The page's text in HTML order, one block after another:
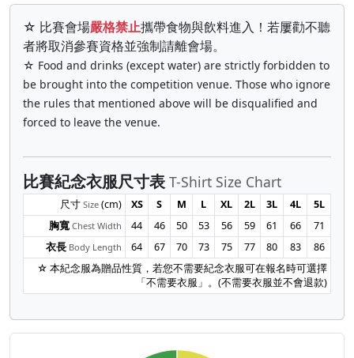
☆ 比賽會場嚴格禁止攜帶食物與飲料進入！若屢勸不聽
者將取消參賽資格並強制請離會場。
☆ Food and drinks (except water) are strictly forbidden to
be brought into the competition venue. Those who ignore
the rules that mentioned above will be disqualified and
forced to leave the venue.
比賽紀念衣服尺寸表 T-Shirt Size Chart
尺寸 Size (cm) XS S M L XL 2L 3L 4L
5L
胸寬 Chest Width 44 46 50 53 56 59 61 66
71
衣長 Body Length 64 67 70 73 75 77 80 83
86
☆ 本紀念服為贈品性質，若您不需要紀念衣服可在報名時可選擇
「不需要衣服」。(不需要衣服並不會退款)